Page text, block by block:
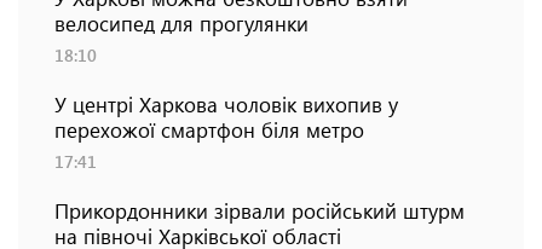
велосипед для прогулянки
18:10
У центрі Харкова чоловік вихопив у
перехожої смартфон біля метро
17:41
Прикордонники зірвали російський штурм
на півночі Харківської області